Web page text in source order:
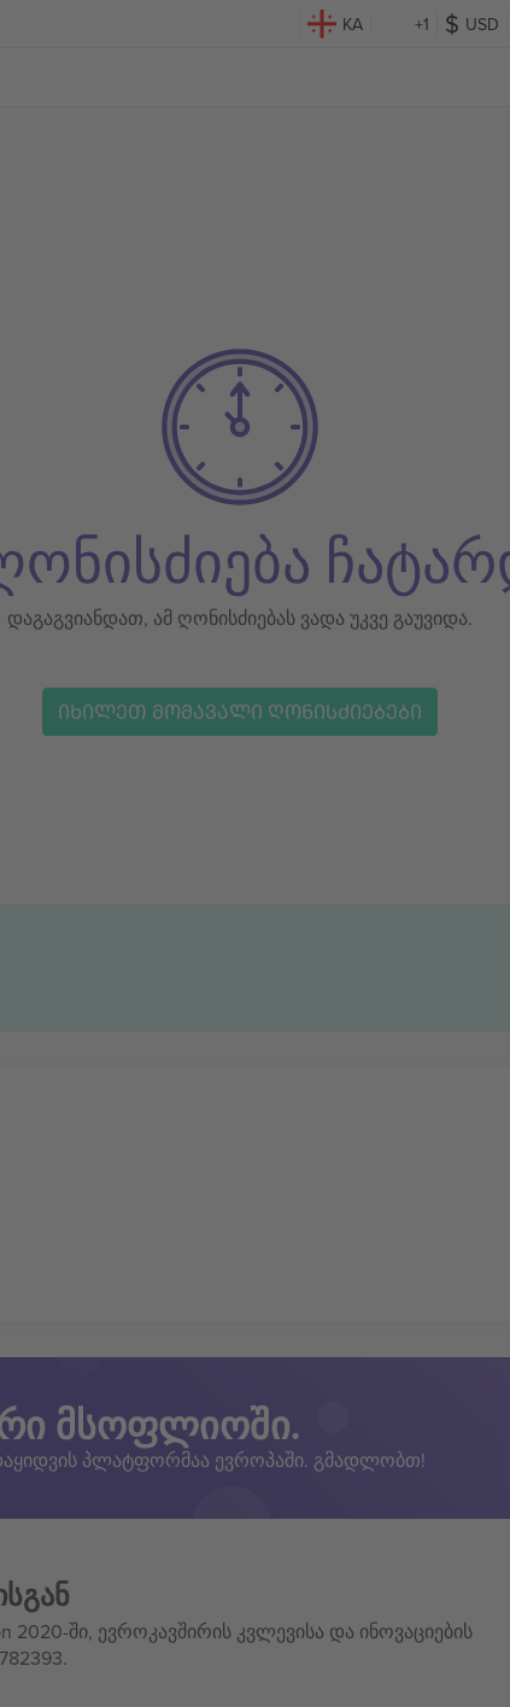
KA +1 USD
დაგაგვიანდათ, ამ ღონისძიებას ვადა უკვე გაუვიდა.
ᲘᲮᲘᲚᲔᲗ ᲛᲝᲛᲐᲕᲐᲚᲘ ᲦᲝᲜᲘᲡᲫᲘᲔᲑᲔᲑᲘ
მსოფლიოში.
პლატფორმაა ევროპაში. გმადლობთ!
2020-ში, ევროკავშირის კვლევისა და ინოვაციების